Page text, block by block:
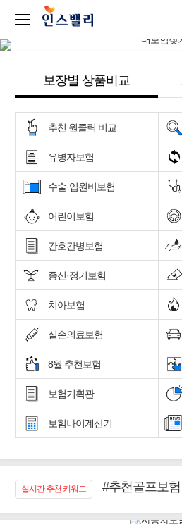
보장별 상품비교
추천 원클릭 비교
유병자보험
수술·입원비보험
어린이보험
간호간병보험
종신·정기보험
치아보험
실손의료보험
8월 추천보험
보험기획관
보험나이계산기
실시간 추천 키워드
#추천골프보험
#우리집 화재,
#노후대비 연